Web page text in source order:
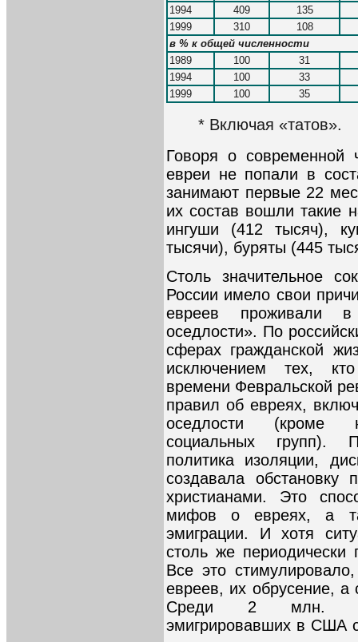
1994
409
135
1999
310
108
в % к общей численности
1989
100
31
1994
100
33
1999
100 35
* Включая «татов».
Говоря о современной
евреи не попали в
занимают первые 22
их состав вошли такие
ингуши (412 тысяч),
тысячи), буряты (445
Столь значительное
России имело свои
евреев проживали в
оседлости». По
сферах гражданской
исключением тех,
времени Февральской
правил об евреях,
оседлости (кроме
социальных групп).
политика изоляции,
создавала обстановку
христианами. Это
мифов о евреях, а
эмиграции. И хотя
столь же периодически
Все это
евреев, их обрусение,
Среди 2 млн.
эмигрировавших в США